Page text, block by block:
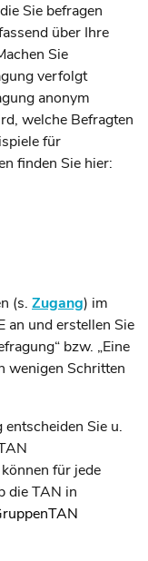
Sie befragen
über Ihre
Sie
verfolgt
anonym
welche Befragten
für
finden Sie hier:
(s. Zugang) im
an und erstellen Sie
bzw. „Eine
wenigen Schritten
Sie u.
für jede
die TAN in